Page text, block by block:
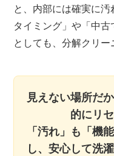
と、内部には確実に
タイミング」や「中
としても、分解クリー
見えない場所だ
的にリ
「汚れ」も「機
し、安心して洗